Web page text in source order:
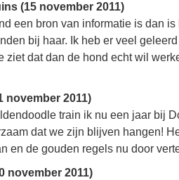
(15 november 2011)
een bron van informatie is dan
bij haar. Ik heb er veel
ziet dat dan de hond echt wil
november 2011)
train ik nu een jaar bij
dat we zijn blijven hangen!
en de gouden regels nu door
november 2011)